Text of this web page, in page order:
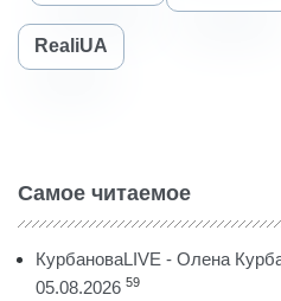
RealiUA
Самое читаемое
КурбановаLIVE - Олена
05.08.2026 59